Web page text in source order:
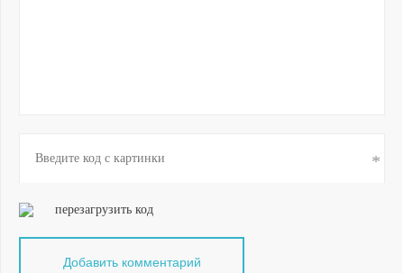
перезагрузить код